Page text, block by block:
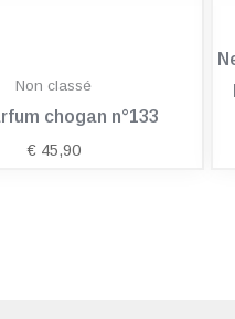
Non classé
chogan n°133
€ 45,90